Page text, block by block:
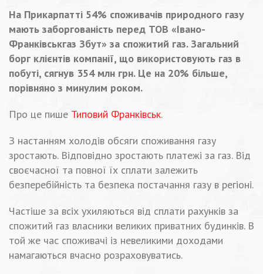
На Прикарпатті 54% споживачів природного газу
мають заборгованість перед ТОВ «Івано-
Франківськгаз Збут» за спожитий газ. Загальний
борг клієнтів компанії, що використовують газ в
побуті, сягнув 354 млн грн. Це на 20% більше,
порівняно з минулим роком.
Про це пише Типовий Франківськ.
З настанням холодів обсяги споживання газу
зростають. Відповідно зростають платежі за газ. Від
своєчасної та повної їх сплати залежить
безперебійність та безпека постачання газу в регіоні.
Частіше за всіх ухиляються від сплати рахунків за
спожитий газ власники великих приватних будинків. В
той же час споживачі із невеликими доходами
намагаються вчасно розраховуватись.